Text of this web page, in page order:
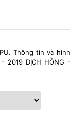
Thông tin và hình
DỊCH HỒNG -